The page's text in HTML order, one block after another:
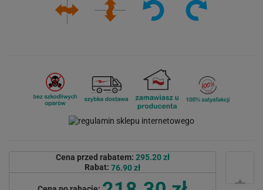
Cena przed rabatem: 295.20 zł
Rabat: 76.90 zł